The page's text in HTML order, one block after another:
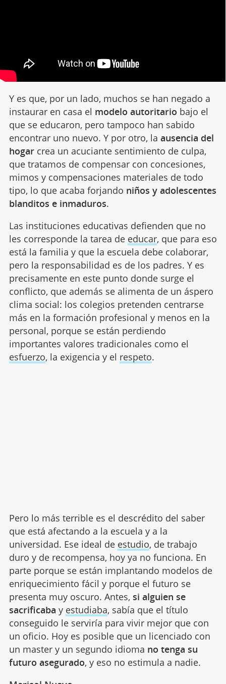
Y es que, por un lado, muchos se han negado a
instaurar en casa el modelo autoritario bajo el
que se educaron, pero tampoco han sabido
encontrar uno nuevo. Y por otro, la ausencia del
hogarcrea un acuciante sentimiento de culpa,
que tratamos de compensar con concesiones,
mimos y compensaciones materiales de todo
tipo, lo que acaba forjando niños y adolescentes
blanditos e inmaduros.
Las instituciones educativas defienden que no
les corresponde la tarea de educar, que para eso
está la familia y que la escuela debe colaborar,
pero la responsabilidad es de los padres. Y es
precisamente en este punto donde surge el
conflicto, que además se alimenta de un áspero
clima social: los colegios pretenden centrarse
más en la formación profesional y menos en la
personal, porque se están perdiendo
importantes valores tradicionales como el
esfuerzo, la exigencia y el respeto.
Pero lo más terrible es el descrédito del saber
que está afectando a la escuela y a la
universidad. Ese ideal de estudio, de trabajo
duro y de recompensa, hoy ya no funciona. En
parte porque se están implantando modelos de
enriquecimiento fácil y porque el futuro se
presenta muy oscuro. Antes, si alguien se
sacrificaba y estudiaba, sabía que el título
conseguido le serviría para vivir mejor que con
un oficio. Hoy es posible que un licenciado con
un master y un segundo idioma no tenga su
futuro asegurado, y eso no estimula a nadie.